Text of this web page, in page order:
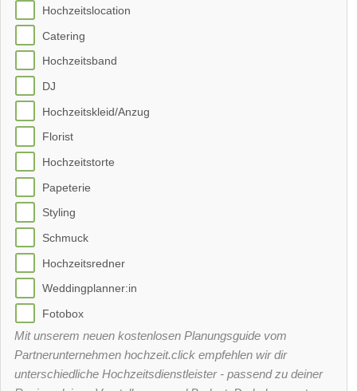
Hochzeitslocation
Catering
Hochzeitsband
DJ
Hochzeitskleid/Anzug
Florist
Hochzeitstorte
Papeterie
Styling
Schmuck
Hochzeitsredner
Weddingplanner:in
Fotobox
Mit unserem neuen kostenlosen Planungsguide vom
Partnerunternehmen hochzeit.click empfehlen wir dir
unterschiedliche Hochzeitsdienstleister - passend zu deiner